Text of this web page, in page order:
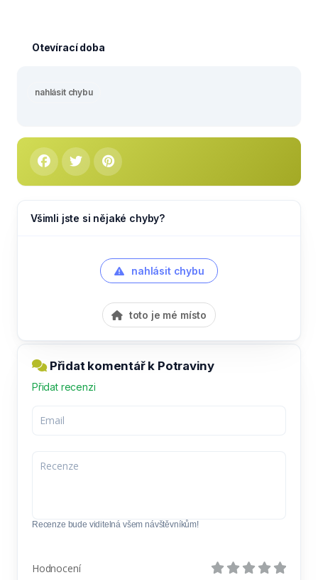
Otevírací doba
nahlásit chybu
Všimli jste si nějaké chyby?
nahlásit chybu
toto je mé místo
Přidat komentář k Potraviny
Přidat recenzi
Recenze bude viditelná všem návštěvníkům!
Hodnocení